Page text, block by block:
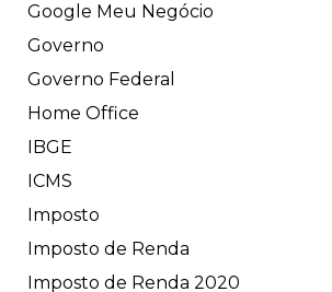
Google Meu Negócio
Governo
Governo Federal
Home Office
IBGE
ICMS
Imposto
Imposto de Renda
Imposto de Renda 2020